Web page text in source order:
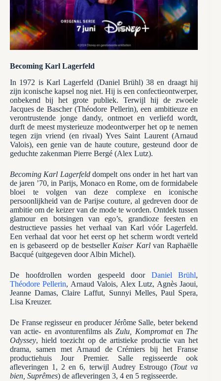
Becoming Karl Lagerfeld
In 1972 is Karl Lagerfeld (Daniel Brühl) 38 en draagt ​​hij
zijn iconische kapsel nog niet. Hij is een confectieontwerper,
onbekend bij het grote publiek. Terwijl hij de zwoele
Jacques de Bascher (Théodore Pellerin), een ambitieuze en
verontrustende jonge dandy, ontmoet en verliefd wordt,
durft de meest mysterieuze modeontwerper het op te nemen
tegen zijn vriend (en rivaal) Yves Saint Laurent (Arnaud
Valois), een genie van de haute couture, gesteund door de
geduchte zakenman Pierre Bergé (Alex Lutz).
Becoming Karl Lagerfelddompelt ons onder in het hart van
de jaren ’70, in Parijs, Monaco en Rome, om de formidabele
bloei te volgen van deze complexe en iconische
persoonlijkheid van de Parijse couture, al gedreven door de
ambitie om de keizer van de mode te worden. Ontdek tussen
glamour en botsingen van ego’s, grandioze feesten en
destructieve passies het verhaal van Karl vóór Lagerfeld.
Een verhaal dat voor het eerst op het scherm wordt verteld
en is gebaseerd op de bestseller Kaiser Karlvan Raphaëlle
Bacqué (uitgegeven door Albin Michel).
De hoofdrollen worden gespeeld door Daniel Brühl,
Théodore Pellerin, Arnaud Valois, Alex Lutz, Agnès Jaoui,
Jeanne Damas, Claire Laffut, Sunnyi Melles, Paul Spera,
Lisa Kreuzer.
De Franse regisseur en producer Jérôme Salle, beter bekend
van actie- en avonturenfilms alsZulu, Kompromaten The
Odyssey, hield toezicht op de artistieke productie van het
drama, samen met Arnaud de Crémiers bij het Franse
productiehuis Jour Premier. Salle regisseerde ook
afleveringen 1, 2 en 6, terwijl Audrey Estrougo (Tout va
bien, Suprêmes) de afleveringen 3, 4 en 5 regisseerde.